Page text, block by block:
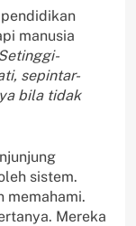
manusia
sepintar-
bila tidak
sistem.
memahami.
Mereka